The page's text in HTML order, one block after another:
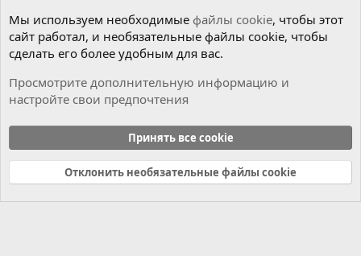
Cookies
Russian (RU)
Связь с нами
Условия и правила
Политика конфиденциальности
Справка Главная
R
Мы используем необходимые файлы cookie, чтобы этот
сайт работал, и необязательные файлы cookie, чтобы
сделать его более удобным для вас.
Просмотрите дополнительную информацию и
настройте свои предпочтения
Принять все cookie
Отклонить необязательные файлы cookie